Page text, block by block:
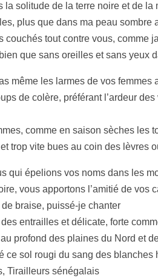
solitude de la terre noire et de la
plus que dans ma peau sombre
couchés tout contre vous,
que sans oreilles et sans yeux
même les larmes de vos femmes
de colère, préférant l’ardeur des
comme en saison sèches les
trop vite bues au coin des lèvres
qui épelions vos noms dans les
vous apportons l’amitié de vos
braise, puissé-je chanter
entrailles et délicate, forte
profond des plaines du Nord et
ce sol rougi du sang des blanches
Tirailleurs sénégalais